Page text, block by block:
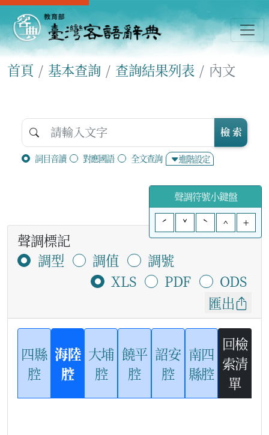
首頁 基本查詢 查詢結果列表 內文
詞目音讀 對應國語 全文查詢 進階設定
檢 索
聲調符號小鍵盤
ˊ
ˇ ˋ ^ +
聲調標記
調型
調值
調號
XLS
PDF
ODS
匯出
四縣
腔
海陸
腔
大埔
腔
饒平
腔
詔安
腔
南四
縣腔
回檢
索清
單